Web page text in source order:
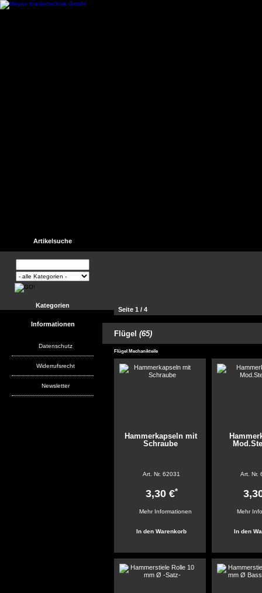
Artikelsuche
Kategorien
Informationen
Datenschutz
Widerrufsrecht
Newsletter
Seite 1 / 4
Artikel pro Seite:
Flügel (65)
Flügel Mechanikteile
Hammerkapseln mit
Schraube
Art. Nr. 62031
3,30 €*
Mehr Informationen
Art. Nr.
Mehr